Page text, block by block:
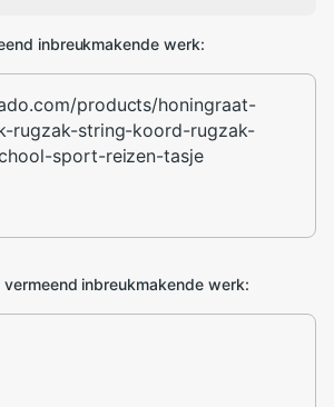
inbreukmakende werk:
inbreukmakende werk: